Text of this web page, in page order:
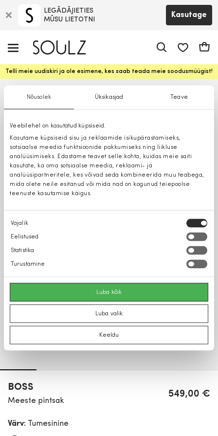
Nõusolek Üksikasjad Teave
Veebilehel on kasutatud küpsiseid.
Kasutame küpsiseid sisu ja reklaamide isikupärastamiseks,
sotsiaalse meedia funktsioonide pakkumiseks ning liikluse
analüüsimiseks. Edastame teavet selle kohta, kuidas meie saiti
kasutate, ka oma sotsiaalse meedia, reklaami- ja
analüüsipartneritele, kes võivad seda kombineerida muu teabega,
mida olete neile esitanud või mida nad on kogunud teiepoolse
teenuste kasutamise käigus.
Nõusoleku
valik
Vajalik
Eelistused
Statistika
Turustamine
Luba kõik
Luba valik
Keeldu
LEGĀDĀJIETIES
MŪSU LIETOTNI
Kasutage
Telli meie uudiskiri ja ole esimene, kes saab teada meie soodusmüügist!
BOSS
Meeste pintsak
549,00 €
Värv: Tumesinine